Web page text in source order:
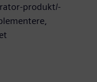
produkt/-